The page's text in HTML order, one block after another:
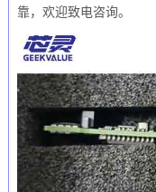
靠，欢迎致电咨询。